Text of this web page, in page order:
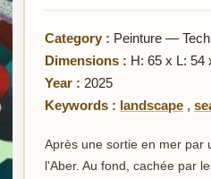
Category : Peinture —
Dimensions : H: 65 x L: 54
Year : 2025
Keywords : landscape ,
Après une sortie en mer par
l'Aber. Au fond, cachée par